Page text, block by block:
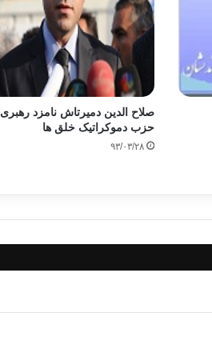
صلاح الدین دمیرتاش نامزد رهبری
حزب دموکراتیک خلق ها
۹۳/۰۳/۲۸